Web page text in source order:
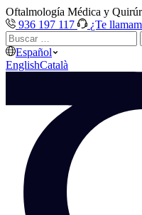
Oftalmología Médica y
936 197 117
¿Te
Buscar
…Español
EnglishCatalà